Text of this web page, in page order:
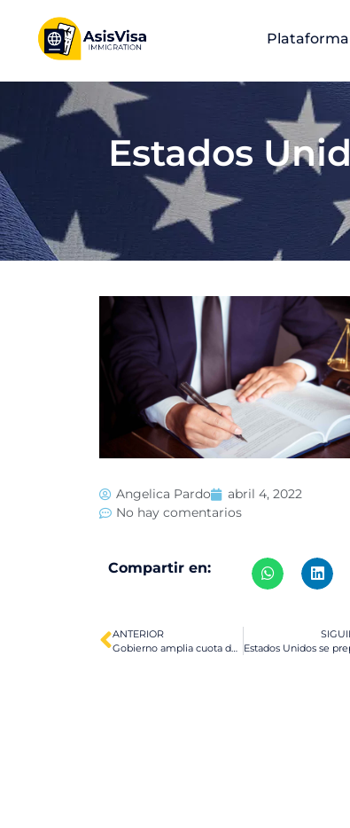
Plataforma
Estados
Angelica Pardo
abril 4, 2022
No hay comentarios
Compartir en:
ANTERIOR
Gobierno amplia cuota de visas H2-B para el año fiscal 2022